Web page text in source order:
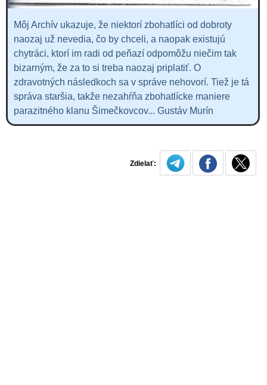
Môj Archív ukazuje, že niektorí zbohatlíci od dobroty
naozaj už nevedia, čo by chceli, a naopak existujú
chytráci, ktorí im radi od peňazí odpomôžu niečim tak
bizarným, že za to si treba naozaj priplatiť. O
zdravotných následkoch sa v správe nehovorí. Tiež je tá
správa staršia, takže nezahŕňa zbohatlícke maniere
parazitného klanu Šimečkovcov... Gustáv Murín
Zdielať: